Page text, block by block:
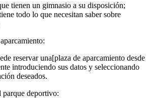
tienen un gimnasio a su disposición;
todo lo que necesitan saber sobre
reservar una[plaza de aparcamiento desde
introduciendo sus datos y seleccionando
deseados.
parque deportivo: